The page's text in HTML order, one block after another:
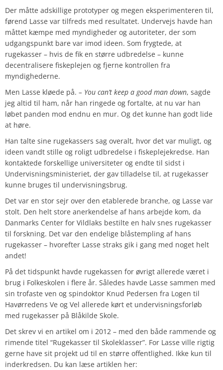
Der måtte adskillige prototyper og megen eksperimenteren til,
førend Lasse var tilfreds med resultatet. Undervejs havde han
måttet kæmpe med myndigheder og autoriteter, der som
udgangspunkt bare var imod ideen. Som frygtede, at
rugekasser – hvis de fik en større udbredelse – kunne
decentralisere fiskeplejen og fjerne kontrollen fra
myndighederne.
Men Lasse kløede på. – You can’t keep a good man down, sagde
jeg altid til ham, når han ringede og fortalte, at nu var han
løbet panden mod endnu en mur. Og det kunne han godt lide
at høre.
Han talte sine rugekassers sag overalt, hvor det var muligt, og
ideen vandt stille og roligt udbredelse i fiskeplejekredse. Han
kontaktede forskellige universiteter og endte til sidst i
Undervisningsministeriet, der gav tilladelse til, at rugekasser
kunne bruges til undervisningsbrug.
Det var en stor sejr over den etablerede branche, og Lasse var
stolt. Den helt store anerkendelse af hans arbejde kom, da
Danmarks Center for Vildlaks bestilte en halv snes rugekasser
til forskning. Det var den endelige blåstempling af hans
rugekasser – hvorefter Lasse straks gik i gang med noget helt
andet!
På det tidspunkt havde rugekassen for øvrigt allerede været i
brug i Folkeskolen i flere år. Således havde Lasse sammen med
sin trofaste ven og spindoktor Knud Pedersen fra Logen til
Havørredens Ve og Vel allerede kørt et undervisningsforløb
med rugekasser på Blåkilde Skole.
Det skrev vi en artikel om i 2012 – med den både rammende og
rimende titel “Rugekasser til Skoleklasser”. For Lasse ville rigtig
gerne have sit projekt ud til en større offentlighed. Ikke kun til
inderkredsen. Du kan læse artiklen her: